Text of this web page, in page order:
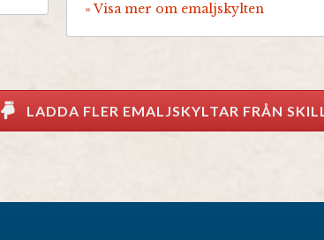
» Visa mer om emaljskylten
LADDA FLER EMALJSKYLTAR FRÅN